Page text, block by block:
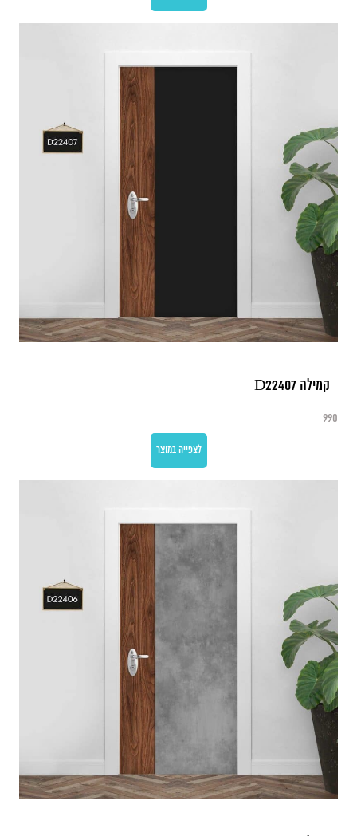
קמילה D22407
990
לצפייה במוצר